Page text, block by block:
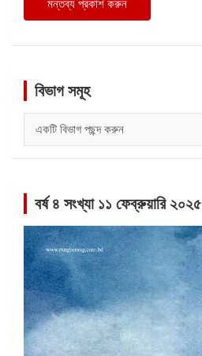
বিভাগ সমূহ
সমূহ
বর্ষ ৪ সংখ্যা ১১ ফেব্রুয়ারি ২০২৫